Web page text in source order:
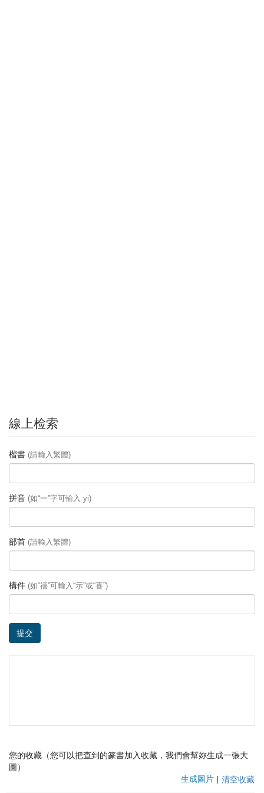
線上检索
楷書 (請輸入繁體)
拼音 (如“一”字可輸入 yi)
部首 (請輸入繁體)
構件 (如“禧”可輸入“示”或“喜”)
提交
您的收藏（您可以把查到的篆書加入收藏，我們會幫妳生成一張大
圖）
生成圖片 | 清空收藏